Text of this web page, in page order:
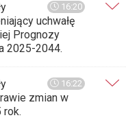
16:20
uchwałę
Prognozy
2025-2044.
16:22
zmian w
rok.